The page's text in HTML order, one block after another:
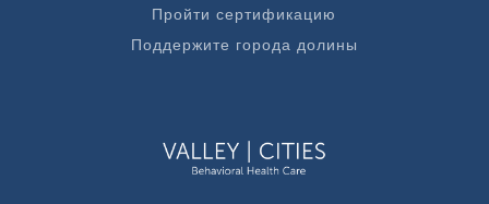
Пройти сертификацию
Поддержите города долины